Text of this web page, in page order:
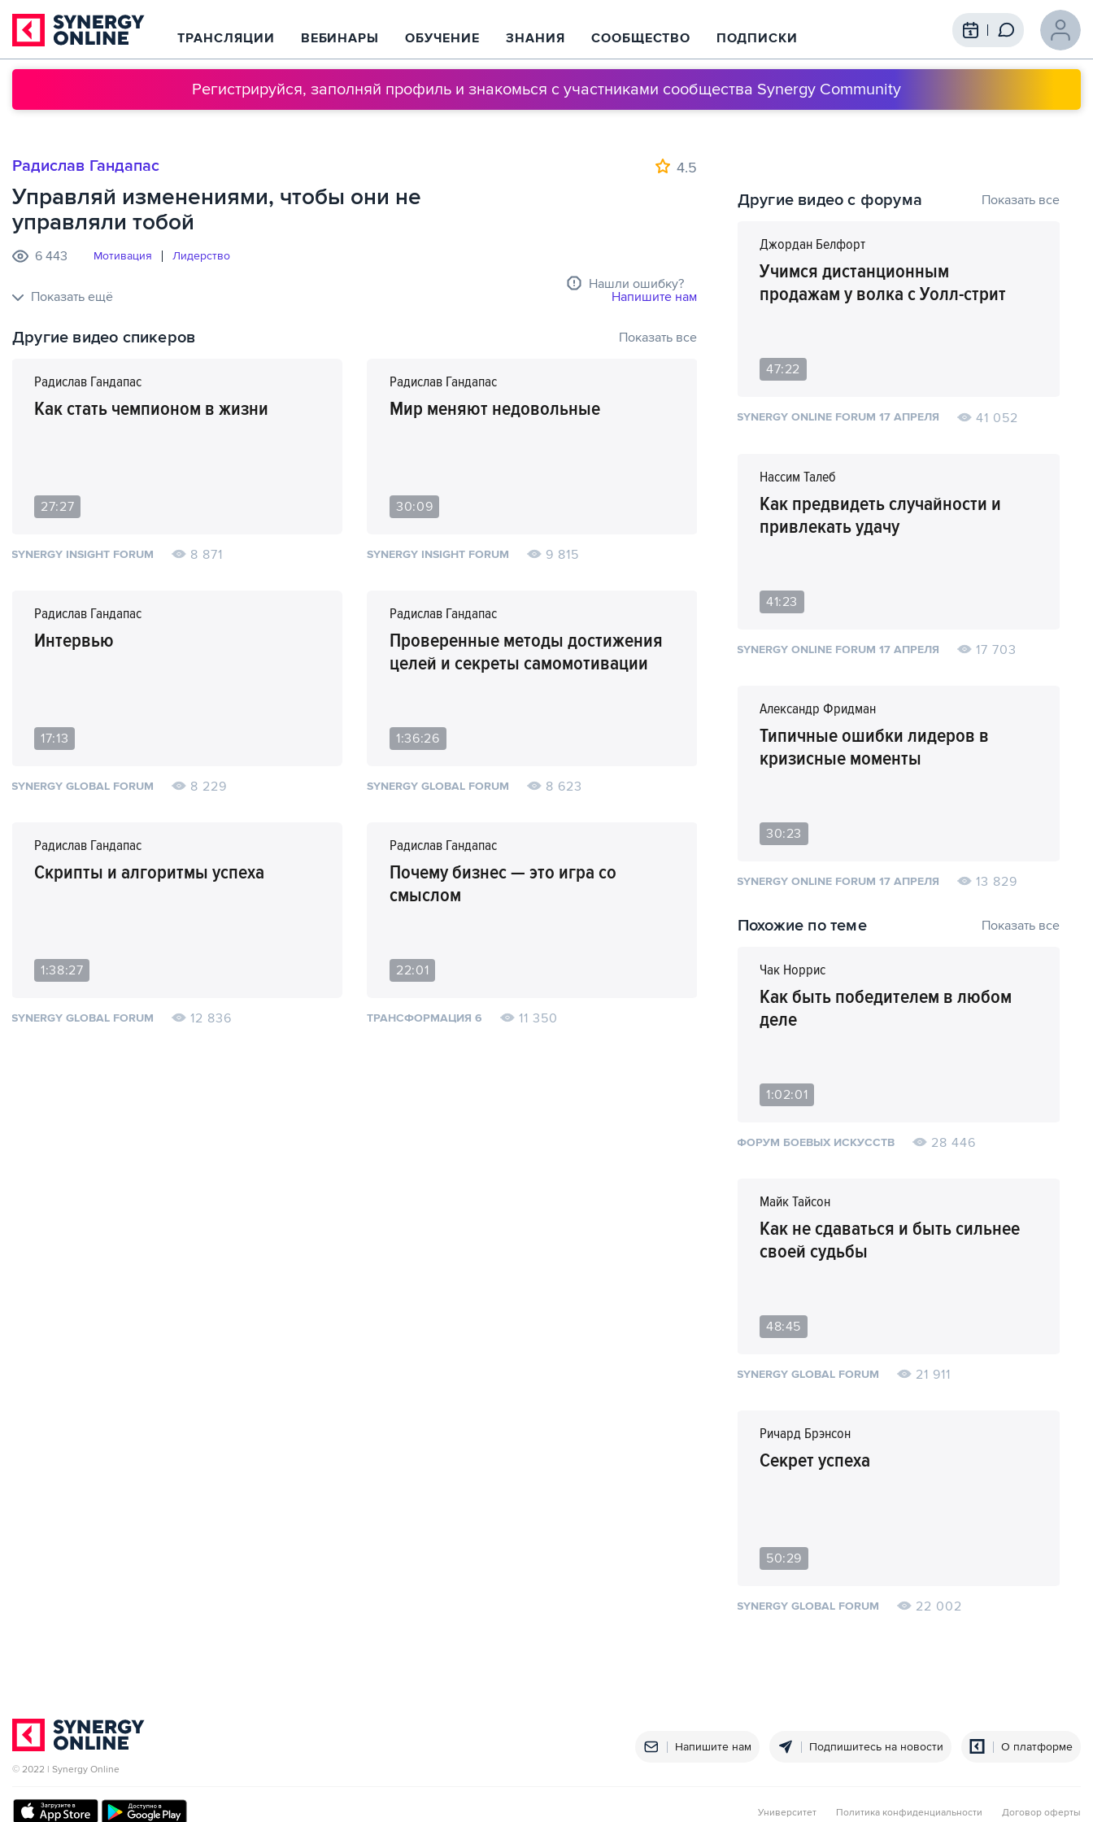
ТРАНСЛЯЦИИ ВЕБИНАРЫ ОБУЧЕНИЕ ЗНАНИЯ СООБЩЕСТВО ПОДПИСКИ
Регистрируйся, заполняй профиль и знакомься с участниками сообщества Synergy Community
не управляли тобой
Радислав Гандапас
Управляй изменениями, чтобы они не
управляли тобой
6 443 Мотивация Лидерство
Показать ещё
4.5
Нашли ошибку?
Напишите нам
Другие видео спикеров Показать все
Радислав Гандапас
Как стать чемпионом в жизни
27:27
SYNERGY INSIGHT FORUM 8 871
Радислав Гандапас
Мир меняют недовольные
30:09
SYNERGY INSIGHT FORUM 9 815
Радислав Гандапас
Интервью
17:13
SYNERGY GLOBAL FORUM 8 229
Радислав Гандапас
Проверенные методы достижения
целей и секреты самомотивации
1:36:26
SYNERGY GLOBAL FORUM 8 623
Радислав Гандапас
Скрипты и алгоритмы успеха
1:38:27
SYNERGY GLOBAL FORUM 12 836
Радислав Гандапас
Почему бизнес — это игра со
смыслом
22:01
ТРАНСФОРМАЦИЯ 6 11 350
Другие видео с форума Показать все
Джордан Белфорт
Учимся дистанционным
продажам у волка с Уолл-стрит
47:22
SYNERGY ONLINE FORUM 17 АПРЕЛЯ 41 052
Нассим Талеб
Как предвидеть случайности и
привлекать удачу
41:23
SYNERGY ONLINE FORUM 17 АПРЕЛЯ 17 703
Александр Фридман
Типичные ошибки лидеров в
кризисные моменты
30:23
SYNERGY ONLINE FORUM 17 АПРЕЛЯ 13 829
Похожие по теме Показать все
Чак Норрис
Как быть победителем в любом
деле
1:02:01
ФОРУМ БОЕВЫХ ИСКУССТВ 28 446
Майк Тайсон
Как не сдаваться и быть сильнее
своей судьбы
48:45
SYNERGY GLOBAL FORUM 21 911
Ричард Брэнсон
Секрет успеха
50:29
SYNERGY GLOBAL FORUM 22 002
© 2022 | Synergy Online
Напишите нам Подпишитесь на новости О платформе
Университет Политика конфиденциальности Договор оферты